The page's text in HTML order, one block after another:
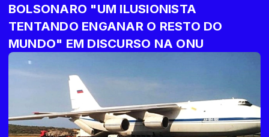
BOLSONARO "UM ILUSIONISTA
TENTANDO ENGANAR O RESTO DO
MUNDO" EM DISCURSO NA ONU